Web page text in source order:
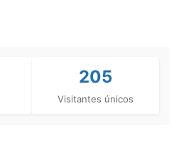
205
Visitantes únicos